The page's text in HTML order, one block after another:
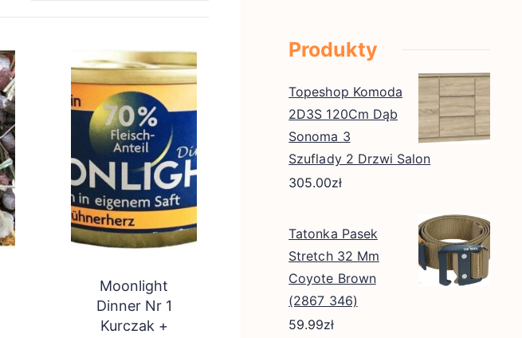
Moonlight
Dinner Nr 1
Kurczak +
Produkty
Topeshop Komoda
2D3S 120Cm Dąb
Sonoma 3
Szuflady 2 Drzwi Salon
305.00zł
Tatonka Pasek
Stretch 32 Mm
Coyote Brown
(2867 346)
59.99zł